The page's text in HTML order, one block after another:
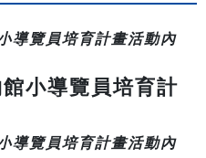
小導覽員培育計